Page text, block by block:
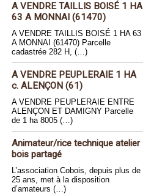
A VENDRE TAILLIS BOISÉ 1 HA
63 A MONNAI (61470)
A VENDRE TAILLIS BOISÉ 1 HA 63
A MONNAI (61470) Parcelle
cadastrée 282 H, (…)
A VENDRE PEUPLERAIE 1 HA
c. ALENÇON (61)
A VENDRE PEUPLERAIE ENTRE
ALENÇON ET DAMIGNY Parcelle
de 1 ha 8005 (…)
Animateur/rice technique atelier
bois partagé
L’association Cobois, depuis plus de
25 ans, met à la disposition
d’amateurs (…)